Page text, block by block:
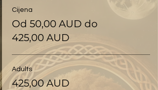
Cijena
Od 50,00 AUD do
425,00 AUD
Adults
425,00 AUD